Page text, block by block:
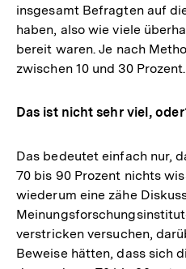
insgesamt Befragten auf
haben, also wie viele
bereit waren. Je nach
zwischen 10 und 30 Prozent.
Das ist nicht sehr viel,
Das bedeutet einfach nur,
70 bis 90 Prozent nichts
wiederum eine zähe
verstricken versuchen,
Beweise hätten, dass sich